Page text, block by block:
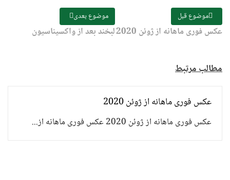
موضوع قبل
عکس فوری ماهانه از ژوئن 2020
موضوع بعدی
لبخند بعد از واکسیناسیون
مطالب مرتبط
عکس فوری ماهانه از ژوئن 2020
عکس فوری ماهانه از ژوئن 2020 عکس فوری ماهانه از...